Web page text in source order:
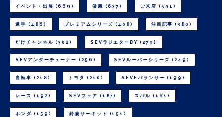
イベント・出展 (669) 健康 (637) ご来店 (591)
選手 (486) プレミアムシリーズ (408) 注目記事 (380)
だけチャンネル (302) SEVラジエターBY (279)
SEVアンダーチューナー (256) SEVルーパーシリーズ (249)
自転車 (218) トヨタ (210) SEVEバランサー (199)
レース (192) SEVフェア (187) スバル (161)
ホンダ (159) 鈴鹿サーキット (151)